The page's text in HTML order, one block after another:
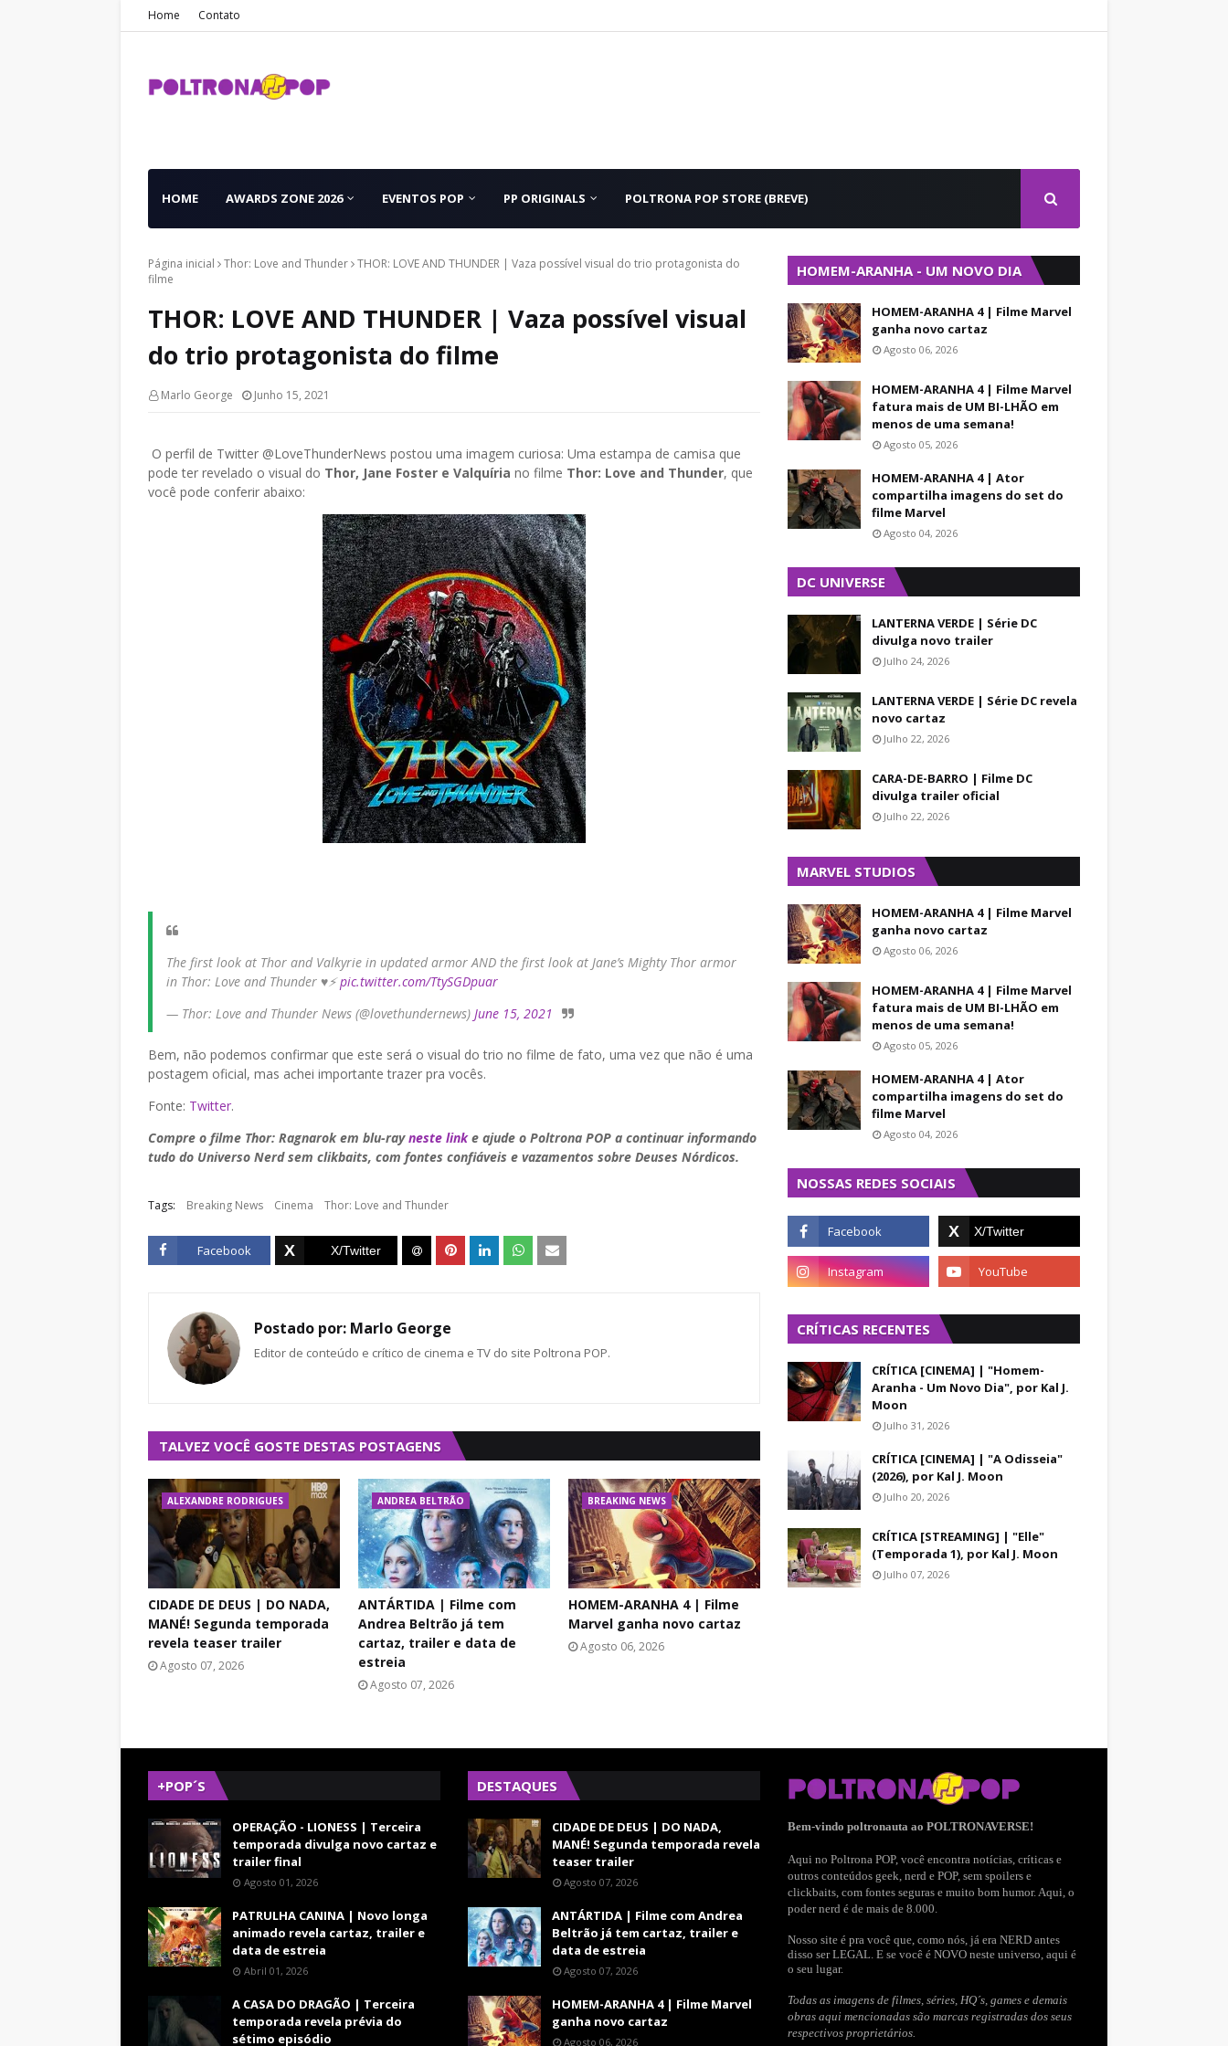
Home Contato
HOME AWARDS ZONE 2026 EVENTOS POP PP ORIGINALS POLTRONA POP STORE (BREVE)
Página inicial Thor: Love and Thunder THOR: LOVE AND THUNDER | Vaza possível visual do trio protagonista do
filme
THOR: LOVE AND THUNDER | Vaza possível visual
do trio protagonista do filme
Marlo George Junho 15, 2021
O perfil de Twitter @LoveThunderNews postou uma imagem curiosa: Uma estampa de camisa que
pode ter revelado o visual do Thor, Jane Foster e Valquíria no filme Thor: Love and Thunder, que
você pode conferir abaixo:
The first look at Thor and Valkyrie in updated armor AND the first look at Jane’s Mighty Thor armor
in Thor: Love and Thunder ♥️⚡️pic.twitter.com/TtySGDpuar
— Thor: Love and Thunder News (@lovethundernews) June 15, 2021
Bem, não podemos confirmar que este será o visual do trio no filme de fato, uma vez que não é uma
postagem oficial, mas achei importante trazer pra vocês.
Fonte: Twitter.
Compre o filme Thor: Ragnarok em blu-rayneste linke ajude o Poltrona POP a continuar informando
tudo do Universo Nerd sem clikbaits, com fontes confiáveis e vazamentos sobre Deuses Nórdicos.
Tags: Breaking News Cinema Thor: Love and Thunder
Facebook
Postado por: Marlo George
Editor de conteúdo e crítico de cinema e TV do site Poltrona POP.
TALVEZ VOCÊ GOSTE DESTAS POSTAGENS
ALEXANDRE RODRIGUES
CIDADE DE DEUS | DO NADA,
MANÉ! Segunda temporada
revela teaser trailer
Agosto 07, 2026
ANDREA BELTRÃO
ANTÁRTIDA | Filme com
Andrea Beltrão já tem
cartaz, trailer e data de
estreia
Agosto 07, 2026
BREAKING NEWS
HOMEM-ARANHA 4 | Filme
Marvel ganha novo cartaz
Agosto 06, 2026
HOMEM-ARANHA - UM NOVO DIA
HOMEM-ARANHA 4 | Filme Marvel
ganha novo cartaz
Agosto 06, 2026
HOMEM-ARANHA 4 | Filme Marvel
fatura mais de UM BI-LHÃO em
menos de uma semana!
Agosto 05, 2026
HOMEM-ARANHA 4 | Ator
compartilha imagens do set do
filme Marvel
Agosto 04, 2026
DC UNIVERSE
LANTERNA VERDE | Série DC
divulga novo trailer
Julho 24, 2026
LANTERNA VERDE | Série DC revela
novo cartaz
Julho 22, 2026
CARA-DE-BARRO | Filme DC
divulga trailer oficial
Julho 22, 2026
MARVEL STUDIOS
HOMEM-ARANHA 4 | Filme Marvel
ganha novo cartaz
Agosto 06, 2026
HOMEM-ARANHA 4 | Filme Marvel
fatura mais de UM BI-LHÃO em
menos de uma semana!
Agosto 05, 2026
HOMEM-ARANHA 4 | Ator
compartilha imagens do set do
filme Marvel
Agosto 04, 2026
NOSSAS REDES SOCIAIS
CRÍTICAS RECENTES
CRÍTICA [CINEMA] | "Homem-
Aranha - Um Novo Dia", por Kal J.
Moon
Julho 31, 2026
CRÍTICA [CINEMA] | "A Odisseia"
(2026), por Kal J. Moon
Julho 20, 2026
CRÍTICA [STREAMING] | "Elle"
(Temporada 1), por Kal J. Moon
Julho 07, 2026
+POP´S
OPERAÇÃO - LIONESS | Terceira
temporada divulga novo cartaz e
trailer final
Agosto 01, 2026
PATRULHA CANINA | Novo longa
animado revela cartaz, trailer e
data de estreia
Abril 01, 2026
A CASA DO DRAGÃO | Terceira
temporada revela prévia do
sétimo episódio
DESTAQUES
CIDADE DE DEUS | DO NADA,
MANÉ! Segunda temporada revela
teaser trailer
Agosto 07, 2026
ANTÁRTIDA | Filme com Andrea
Beltrão já tem cartaz, trailer e
data de estreia
Agosto 07, 2026
HOMEM-ARANHA 4 | Filme Marvel
ganha novo cartaz
Agosto 06, 2026
Bem-vindo poltronauta ao POLTRONAVERSE!
Aqui no Poltrona POP, você encontra notícias, críticas e
outros conteúdos geek, nerd e POP, sem spoilers e
clickbaits, com fontes seguras e muito bom humor. Aqui, o
poder nerd é de mais de 8.000.
Nosso site é pra você que, como nós, já era NERD antes
disso ser LEGAL. E se você é NOVO neste universo, aqui é
o seu lugar.
Todas as imagens de filmes, séries, HQ´s, games e demais
obras aqui mencionadas são marcas registradas dos seus
respectivos proprietários.